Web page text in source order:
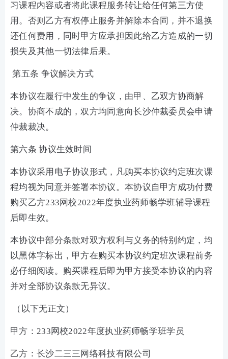
习课程内容或者将此课程服务转让给任何第三方使
用。否则乙方有权停止服务并解除本合同，并不退换
还任何费用，同时甲方应承担因此给乙方造成的一切
损失及其他一切法律后果。
第五条 争议解决方式
本协议在履行中发生的争议，由甲、乙双方协商解
决。协商不成的，双方均同意向长沙仲裁委员会申请
仲裁裁决。
第六条 协议生效时间
本协议采用电子协议形式，凡购买本协议约定班次课
程均视为同意并签署本协议。本协议自甲方成功付费
购买乙方233网校2022年度执业药师畅学班辅导课程
后即生效。
本协议中部分条款对双方权利与义务的特别约定，均
以黑体字标出，甲方在购买本协议约定班次课程前务
必仔细阅读。购买课程后即为甲方接受本协议的内容
并对全部协议条款无异议。
（以下无正文）
甲方：233网校2022年度执业药师畅学班学员
乙方：长沙二三三网络科技有限公司